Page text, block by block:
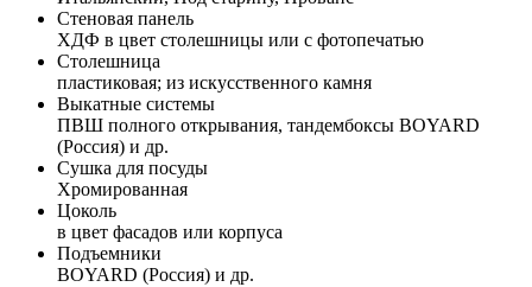
Стеновая панель
ХДФ в цвет столешницы или с фотопечатью
Столешница
пластиковая; из искусственного камня
Выкатные системы
ПВШ полного открывания, тандембоксы BOYARD
(Россия) и др.
Сушка для посуды
Хромированная
Цоколь
в цвет фасадов или корпуса
Подъемники
BOYARD (Россия) и др.